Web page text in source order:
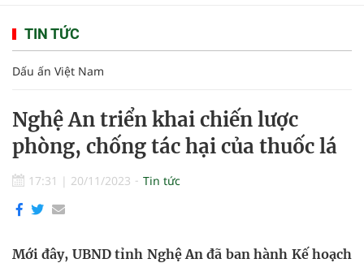
TIN TỨC
Dấu ấn Việt Nam
Nghệ An triển khai chiến lược
phòng, chống tác hại của thuốc lá
17:31 | 20/11/2023 Tin tức
Mới đây, UBND tỉnh Nghệ An đã ban hành Kế hoạch